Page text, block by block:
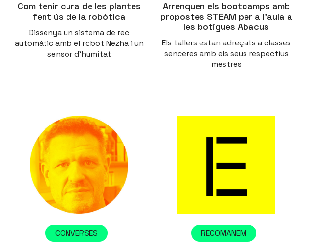
Com tenir cura de les plantes
fent ús de la robòtica
Dissenya un sistema de rec
automàtic amb el robot Nezha i un
sensor d'humitat
Arrenquen els bootcamps amb
propostes STEAM per a l’aula a
les botigues Abacus
Els tallers estan adreçats a classes
senceres amb els seus respectius
mestres
CONVERSES RECOMANEM